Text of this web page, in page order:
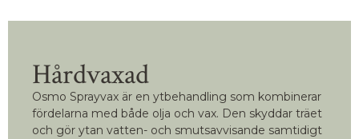
Hårdvaxad
Osmo Sprayvax är en ytbehandling som kombinerar
fördelarna med både olja och vax. Den skyddar träet
och gör ytan vatten- och smutsavvisande samtidigt